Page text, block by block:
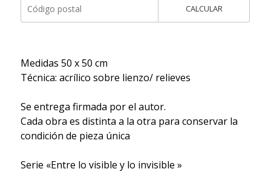
CALCULAR
Medidas 50 x 50 cm
Técnica: acrílico sobre lienzo/ relieves
Se entrega firmada por el autor.
Cada obra es distinta a la otra para conservar la
condición de pieza única
Serie «Entre lo visible y lo invisible »